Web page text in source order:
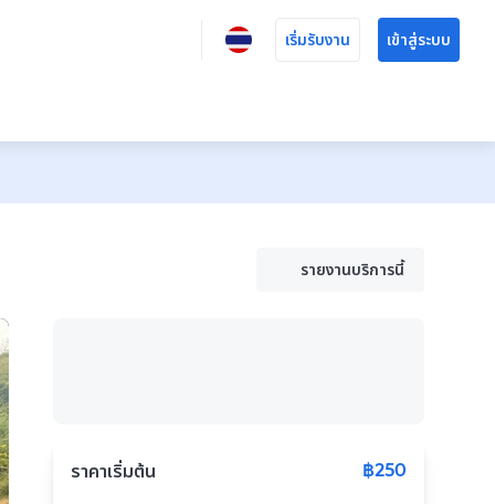
เริ่มรับงาน เข้าสู่ระบบ
รายงานบริการนี้
ราคาเริ่มต้น ฿250